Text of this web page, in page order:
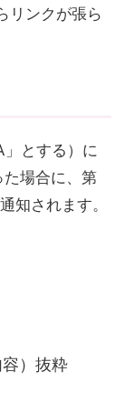
リンクが張ら
」とする）に
場合に、第
知されます。
）抜粋